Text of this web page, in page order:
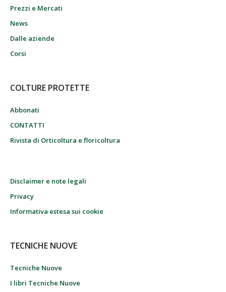
Prezzi e Mercati
News
Dalle aziende
Corsi
COLTURE PROTETTE
Abbonati
CONTATTI
Rivista di Orticoltura e floricoltura
Disclaimer e note legali
Privacy
Informativa estesa sui cookie
TECNICHE NUOVE
Tecniche Nuove
I libri Tecniche Nuove